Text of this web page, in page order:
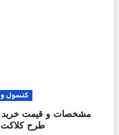
کنسول و
مشخصات و قیمت خرید
طرح کلاکت کد